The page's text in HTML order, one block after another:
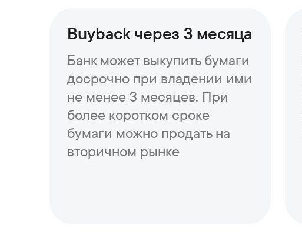
Buyback через 3 месяца
Банк может выкупить бумаги
досрочно при владении ими
не менее 3 месяцев. При
более коротком сроке
бумаги можно продать на
вторичном рынке